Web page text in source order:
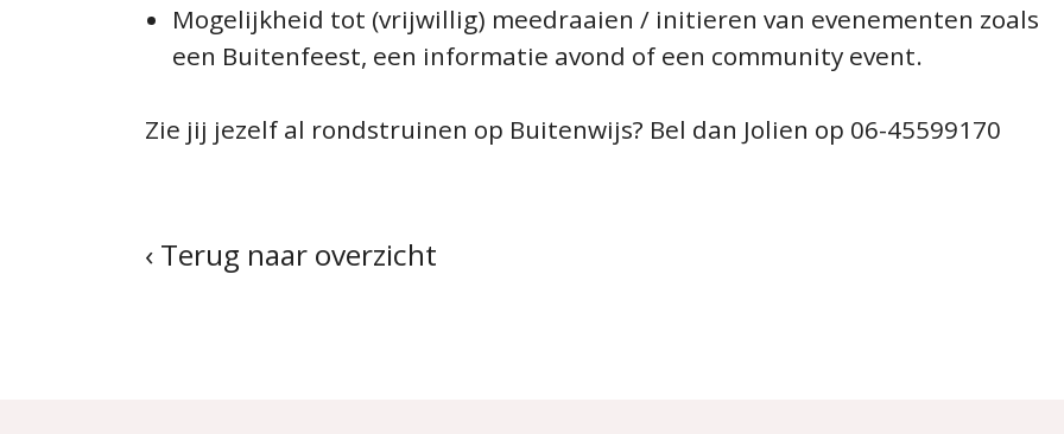
Mogelijkheid tot (vrijwillig) meedraaien / initieren van evenementen zoals
een Buitenfeest, een informatie avond of een community event.
Zie jij jezelf al rondstruinen op Buitenwijs? Bel dan Jolien op 06-45599170
‹ Terug naar overzicht